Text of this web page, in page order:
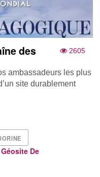
2605
des
ambassadeurs les plus
site durablement
De